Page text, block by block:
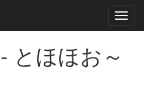
とほほお～